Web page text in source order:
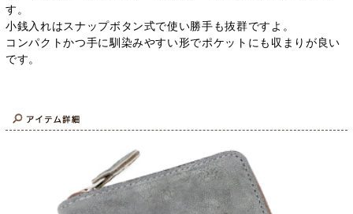
す。
小銭入れはスナップボタン式で使い勝手も抜群ですよ。
コンパクトかつ手に馴染みやすい形でポケットにも収まりが良い
です。